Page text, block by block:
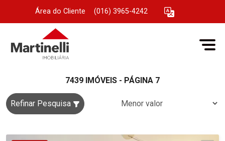
Área do Cliente (016) 3965-4242
7439 IMÓVEIS - PÁGINA 7
Refinar Pesquisa